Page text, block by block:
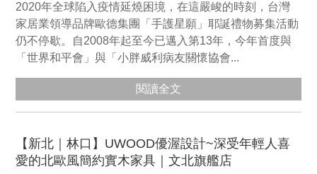
2020年全球陷入疫情延燒困境，在這嚴峻的時刻，台灣
家居業領導品牌歐德集團「手護星願」耶誕禮物募集活動
仍不停歇。自2008年起至今已邁入第13年，今年首度與
「世界和平會」與「小胖威利病友關懷協會...
閱讀全文
【新北｜林口】UWOOD優渥設計~深受年輕人喜
愛的北歐風簡約實木家具｜文北旗艦店